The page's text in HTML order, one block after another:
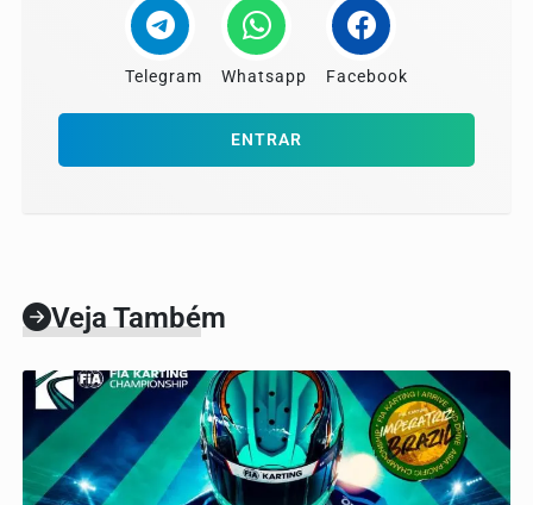
Telegram Whatsapp Facebook
ENTRAR
Veja Também